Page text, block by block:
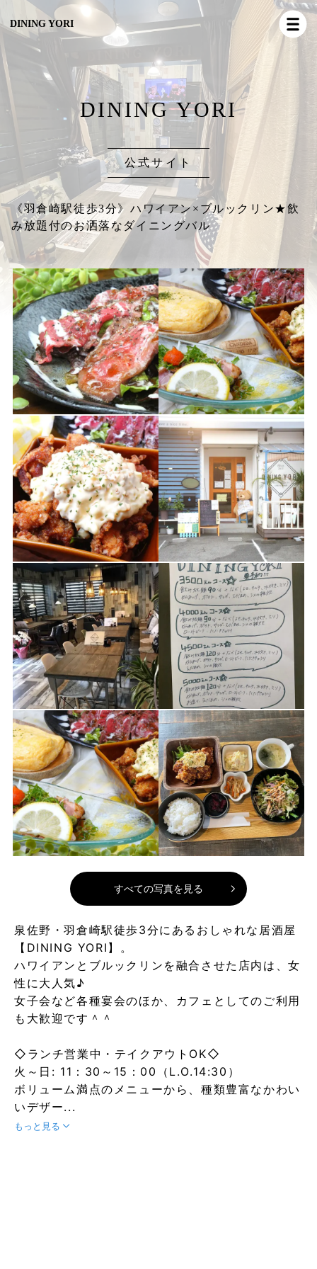
DINING YORI
DINING YORI
公式サイト
《羽倉崎駅徒歩3分》ハワイアン×ブルックリン★飲
み放題付のお洒落なダイニングバル
すべての写真を見る
泉佐野・羽倉崎駅徒歩3分にあるおしゃれな居酒屋
【DINING YORI】。
ハワイアンとブルックリンを融合させた店内は、女
性に大人気♪
女子会など各種宴会のほか、カフェとしてのご利用
も大歓迎です＾＾
◇ランチ営業中・テイクアウトOK◇
火～日: 11：30～15：00（L.O.14:30）
ボリューム満点のメニューから、種類豊富なかわい
いデザー...
もっと見る